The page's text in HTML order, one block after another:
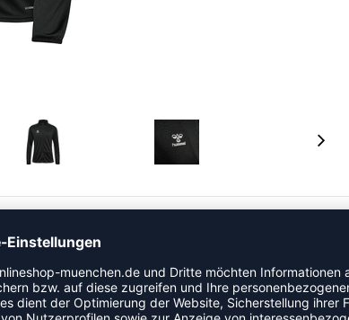
Technologie hervorragende Atmungsaktivität und
Passform präsentiert einen hohen Kragen